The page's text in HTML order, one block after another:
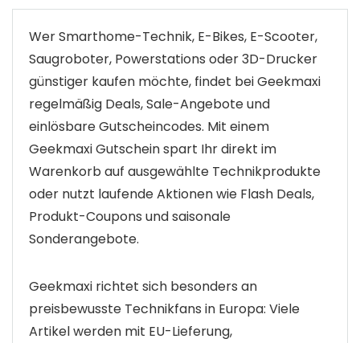
Wer Smarthome-Technik, E-Bikes, E-Scooter,
Saugroboter, Powerstations oder 3D-Drucker
günstiger kaufen möchte, findet bei Geekmaxi
regelmäßig Deals, Sale-Angebote und
einlösbare Gutscheincodes. Mit einem
Geekmaxi Gutschein spart Ihr direkt im
Warenkorb auf ausgewählte Technikprodukte
oder nutzt laufende Aktionen wie Flash Deals,
Produkt-Coupons und saisonale
Sonderangebote.
Geekmaxi richtet sich besonders an
preisbewusste Technikfans in Europa: Viele
Artikel werden mit EU-Lieferung,